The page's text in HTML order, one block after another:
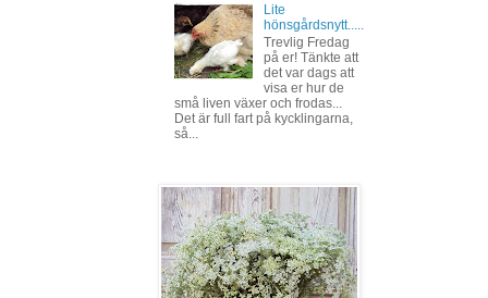
Lite
hönsgårdsnytt.....
Trevlig Fredag
på er! Tänkte att
det var dags att
visa er hur de
små liven växer och frodas...
Det är full fart på kycklingarna,
så...